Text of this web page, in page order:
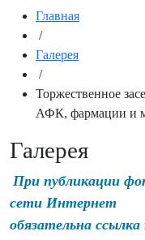
Главная
/
Галерея
/
Торжественное
АФК, фармации и
Галерея
При публикации
сети Интернет
обязательна